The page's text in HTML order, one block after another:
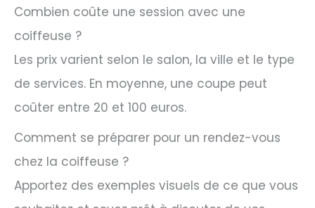
Combien coûte une session avec une
coiffeuse ?
Les prix varient selon le salon, la ville et le type
de services. En moyenne, une coupe peut
coûter entre 20 et 100 euros.
Comment se préparer pour un rendez-vous
chez la coiffeuse ?
Apportez des exemples visuels de ce que vous